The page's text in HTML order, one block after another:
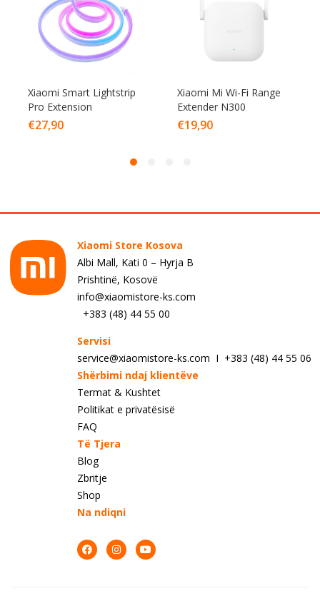
Xiaomi Smart Lightstrip
Pro Extension
€27,90
Xiaomi Mi Wi-Fi Range
Extender N300
€19,90
Xiaomi Store Kosova
Albi Mall, Kati 0 – Hyrja B
Prishtinë, Kosovë
info@xiaomistore-ks.com
+383 (48) 44 55 00
Servisi
service@xiaomistore-ks.com I +383 (48) 44 55 06
Shërbimi ndaj klientëve
Termat & Kushtet
Politikat e privatësisë
FAQ
Të Tjera
Blog
Zbritje
Shop
Na ndiqni